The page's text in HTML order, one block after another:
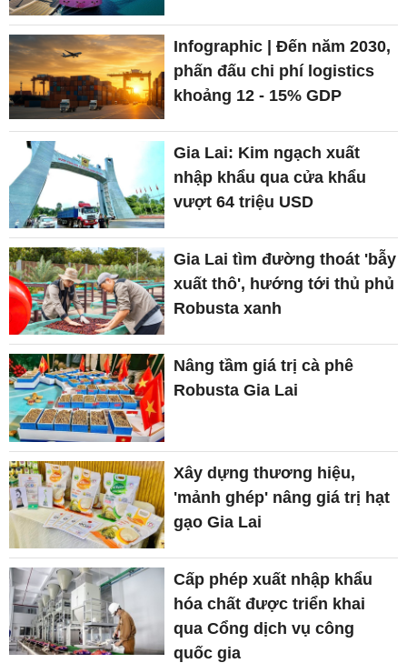
Infographic | Đến năm 2030,
phấn đấu chi phí logistics
khoảng 12 - 15% GDP
Gia Lai: Kim ngạch xuất
nhập khẩu qua cửa khẩu
vượt 64 triệu USD
Gia Lai tìm đường thoát 'bẫy
xuất thô', hướng tới thủ phủ
Robusta xanh
Nâng tầm giá trị cà phê
Robusta Gia Lai
Xây dựng thương hiệu,
'mảnh ghép' nâng giá trị hạt
gạo Gia Lai
Cấp phép xuất nhập khẩu
hóa chất được triển khai
qua Cổng dịch vụ công
quốc gia